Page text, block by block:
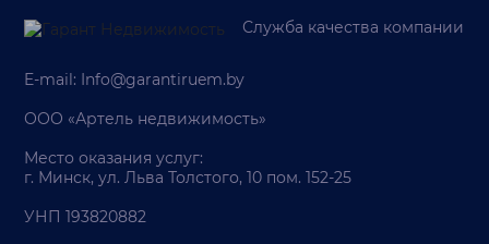
Служба качества компании
E-mail: Info@garantiruem.by
ООО «Артель недвижимость»
Место оказания услуг:
г. Минск, ул. Льва Толстого, 10 пом. 152-25
УНП 193820882